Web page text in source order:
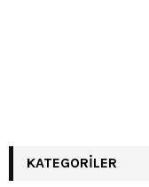
KATEGORILER